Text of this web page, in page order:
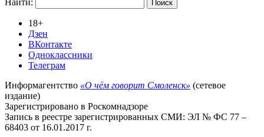
Найти:
18+
Дзен
ВКонтакте
Одноклассники
Телеграм
Информагентство «О чём говорит Смоленск» (сетевое
издание)
Зарегистрировано в Роскомнадзоре
Запись в реестре зарегистрированных СМИ: ЭЛ № ФС 77 –
68403 от 16.01.2017 г.